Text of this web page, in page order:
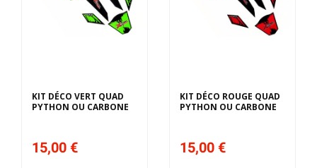
KIT DÉCO VERT QUAD
PYTHON OU CARBONE
15,00 €
KIT DÉCO ROUGE QUAD
PYTHON OU CARBONE
15,00 €